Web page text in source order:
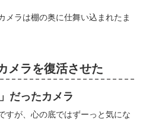
メラは棚の奥に仕舞い込まれたま
メラを復活させた
だったカメラ
すが、心の底ではずーっと気にな